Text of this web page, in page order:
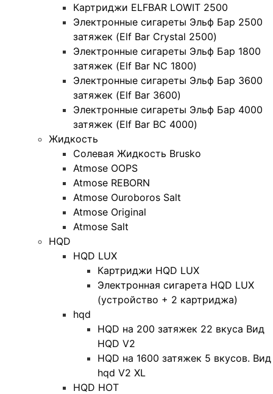
Картриджи ELFBAR LOWIT 2500
Электронные сигареты Эльф Бар 2500
затяжек (Elf Bar Crystal 2500)
Электронные сигареты Эльф Бар 1800
затяжек (Elf Bar NC 1800)
Электронные сигареты Эльф Бар 3600
затяжек (Elf Bar 3600)
Электронные сигареты Эльф Бар 4000
затяжек (Elf Bar BC 4000)
Жидкость
Солевая Жидкость Brusko
Atmose OOPS
Atmose REBORN
Atmose Ouroboros Salt
Atmose Original
Atmose Salt
HQD
HQD LUX
Картриджи HQD LUX
Электронная сигарета HQD LUX
(устройство + 2 картриджа)
hqd
HQD на 200 затяжек 22 вкуса Вид
HQD V2
HQD на 1600 затяжек 5 вкусов. Вид
hqd V2 XL
HQD HOT